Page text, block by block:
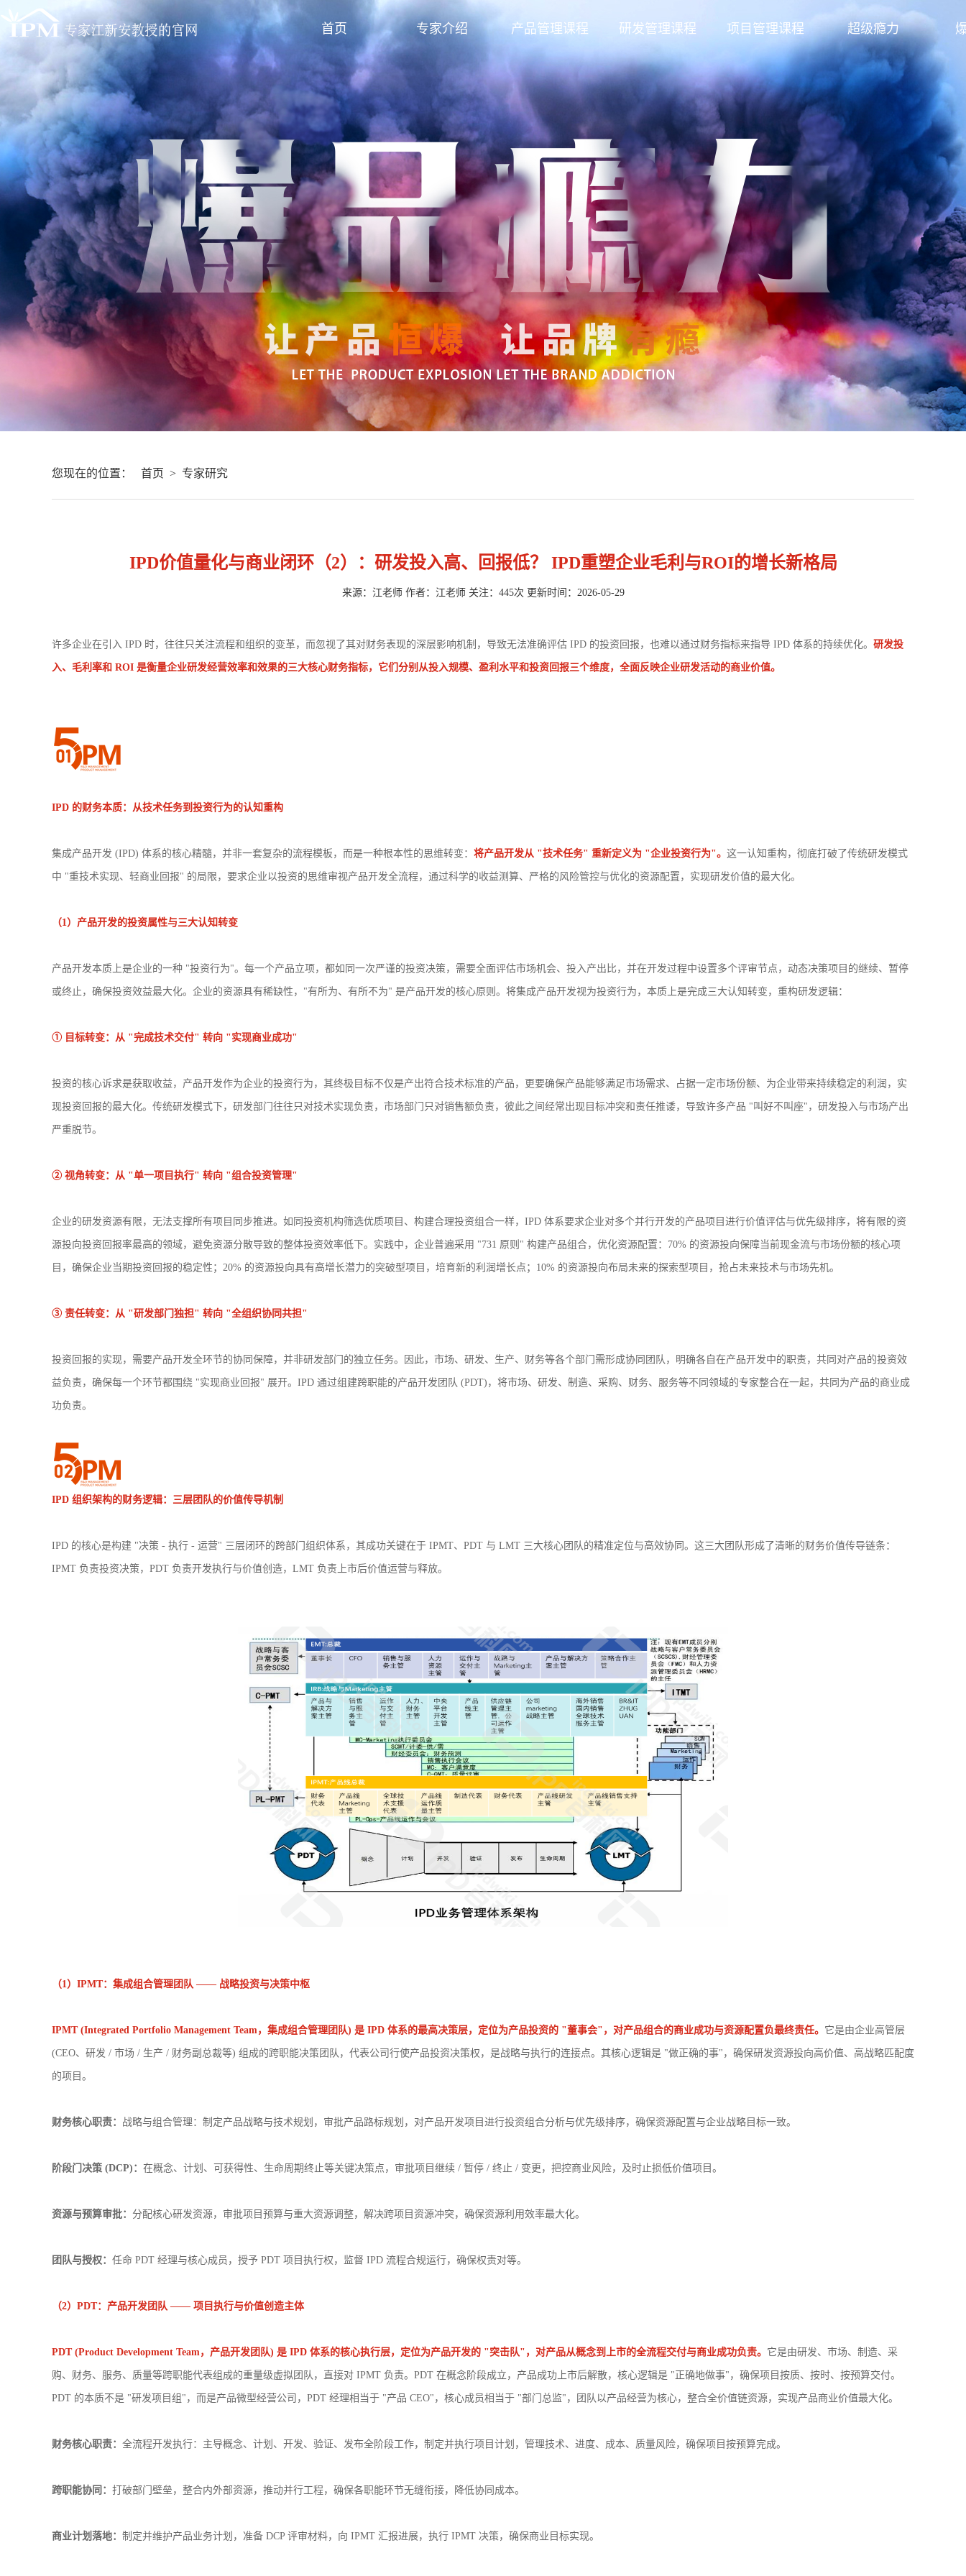
首页 专家介绍 产品管理课程 研发管理课程 项目管理课程 超级瘾力
您现在的位置： 首页 > 专家研究
IPD价值量化与商业闭环（2）：研发投入高、回报低？ IPD重塑企业毛利与ROI的增长新格局
来源：江老师 作者：江老师 关注：445次 更新时间：2026-05-29
许多企业在引入 IPD 时，往往只关注流程和组织的变革，而忽视了其对财务表现的深层影响机制，导致无法准确评估 IPD 的投资回报，也难以通过财务指标来指导 IPD 体系的持续优化。 研发投
入、毛利率和 ROI 是衡量企业研发经营效率和效果的三大核心财务指标，它们分别从投入规模、盈利水平和投资回报三个维度，全面反映企业研发活动的商业价值。
IPD 的财务本质：从技术任务到投资行为的认知重构
集成产品开发 (IPD) 体系的核心精髓，并非一套复杂的流程模板，而是一种根本性的思维转变： 将产品开发从 "技术任务" 重新定义为 "企业投资行为"。 这一认知重构，彻底打破了传统研发模式
中 "重技术实现、轻商业回报" 的局限，要求企业以投资的思维审视产品开发全流程，通过科学的收益测算、严格的风险管控与优化的资源配置，实现研发价值的最大化。
（1）产品开发的投资属性与三大认知转变
产品开发本质上是企业的一种 "投资行为"。每一个产品立项，都如同一次严谨的投资决策，需要全面评估市场机会、投入产出比，并在开发过程中设置多个评审节点，动态决策项目的继续、暂停
或终止，确保投资效益最大化。企业的资源具有稀缺性，"有所为、有所不为" 是产品开发的核心原则。将集成产品开发视为投资行为，本质上是完成三大认知转变，重构研发逻辑：
① 目标转变：从 "完成技术交付" 转向 "实现商业成功"
投资的核心诉求是获取收益，产品开发作为企业的投资行为，其终极目标不仅是产出符合技术标准的产品，更要确保产品能够满足市场需求、占据一定市场份额、为企业带来持续稳定的利润，实
现投资回报的最大化。传统研发模式下，研发部门往往只对技术实现负责，市场部门只对销售额负责，彼此之间经常出现目标冲突和责任推诿，导致许多产品 "叫好不叫座"，研发投入与市场产出
严重脱节。
② 视角转变：从 "单一项目执行" 转向 "组合投资管理"
企业的研发资源有限，无法支撑所有项目同步推进。如同投资机构筛选优质项目、构建合理投资组合一样，IPD 体系要求企业对多个并行开发的产品项目进行价值评估与优先级排序，将有限的资
源投向投资回报率最高的领域，避免资源分散导致的整体投资效率低下。实践中，企业普遍采用 "731 原则" 构建产品组合，优化资源配置：70% 的资源投向保障当前现金流与市场份额的核心项
目，确保企业当期投资回报的稳定性；20% 的资源投向具有高增长潜力的突破型项目，培育新的利润增长点；10% 的资源投向布局未来的探索型项目，抢占未来技术与市场先机。
③ 责任转变：从 "研发部门独担" 转向 "全组织协同共担"
投资回报的实现，需要产品开发全环节的协同保障，并非研发部门的独立任务。因此，市场、研发、生产、财务等各个部门需形成协同团队，明确各自在产品开发中的职责，共同对产品的投资效
益负责，确保每一个环节都围绕 "实现商业回报" 展开。IPD 通过组建跨职能的产品开发团队 (PDT)，将市场、研发、制造、采购、财务、服务等不同领域的专家整合在一起，共同为产品的商业成
功负责。
IPD 组织架构的财务逻辑：三层团队的价值传导机制
IPD 的核心是构建 "决策 - 执行 - 运营" 三层闭环的跨部门组织体系，其成功关键在于 IPMT、PDT 与 LMT 三大核心团队的精准定位与高效协同。这三大团队形成了清晰的财务价值传导链条：
IPMT 负责投资决策，PDT 负责开发执行与价值创造，LMT 负责上市后价值运营与释放。
（1） IPMT：集成组合管理团队 —— 战略投资与决策中枢
IPMT (Integrated Portfolio Management Team，集成组合管理团队) 是 IPD 体系的最高决策层，定位为产品投资的 "董事会"，对产品组合的商业成功与资源配置负最终责任。 它是由企业高管层
(CEO、研发 / 市场 / 生产 / 财务副总裁等) 组成的跨职能决策团队，代表公司行使产品投资决策权，是战略与执行的连接点。其核心逻辑是 "做正确的事"，确保研发资源投向高价值、高战略匹配度
的项目。
财务核心职责： 战略与组合管理：制定产品战略与技术规划，审批产品路标规划，对产品开发项目进行投资组合分析与优先级排序，确保资源配置与企业战略目标一致。
阶段门决策 (DCP)： 在概念、计划、可获得性、生命周期终止等关键决策点，审批项目继续 / 暂停 / 终止 / 变更，把控商业风险，及时止损低价值项目。
资源与预算审批： 分配核心研发资源，审批项目预算与重大资源调整，解决跨项目资源冲突，确保资源利用效率最大化。
团队与授权： 任命 PDT 经理与核心成员，授予 PDT 项目执行权，监督 IPD 流程合规运行，确保权责对等。
（2） PDT：产品开发团队 —— 项目执行与价值创造主体
PDT (Product Development Team，产品开发团队) 是 IPD 体系的核心执行层，定位为产品开发的 "突击队"，对产品从概念到上市的全流程交付与商业成功负责。 它是由研发、市场、制造、采
购、财务、服务、质量等跨职能代表组成的重量级虚拟团队，直接对 IPMT 负责。PDT 在概念阶段成立，产品成功上市后解散，核心逻辑是 "正确地做事"，确保项目按质、按时、按预算交付。
PDT 的本质不是 "研发项目组"，而是产品微型经营公司，PDT 经理相当于 "产品 CEO"，核心成员相当于 "部门总监"，团队以产品经营为核心，整合全价值链资源，实现产品商业价值最大化。
财务核心职责： 全流程开发执行：主导概念、计划、开发、验证、发布全阶段工作，制定并执行项目计划，管理技术、进度、成本、质量风险，确保项目按预算完成。
跨职能协同： 打破部门壁垒，整合内外部资源，推动并行工程，确保各职能环节无缝衔接，降低协同成本。
商业计划落地： 制定并维护产品业务计划，准备 DCP 评审材料，向 IPMT 汇报进展，执行 IPMT 决策，确保商业目标实现。